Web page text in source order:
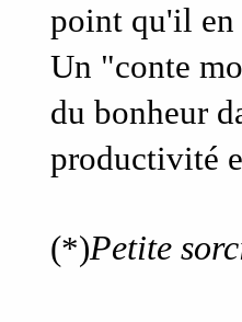
point qu'il en
Un "conte
du bonheur
productivité
(*)Petite